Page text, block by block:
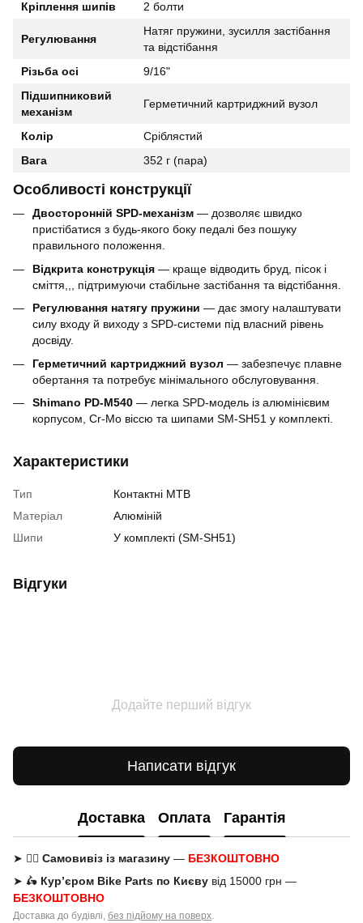
Кріплення шипів 2 болти
Регулювання
Натяг пружини, зусилля застібання
та відстібання
Різьба осі
9/16"
Підшипниковий
механізм
Герметичний картриджний вузол
Колір
Сріблястий
Вага
352 г (пара)
Особливості конструкції
Двосторонній SPD-механізм — дозволяє швидко
пристібатися з будь-якого боку педалі без пошуку
правильного положення.
Відкрита конструкція — краще відводить бруд, пісок і
сміття,,, підтримуючи стабільне застібання та відстібання.
Регулювання натягу пружини — дає змогу налаштувати
силу входу й виходу з SPD-системи під власний рівень
досвіду.
Герметичний картриджний вузол — забезпечує плавне
обертання та потребує мінімального обслуговування.
Shimano PD-M540 — легка SPD-модель із алюмінієвим
корпусом, Cr-Mo віссю та шипами SM-SH51 у комплекті.
Характеристики
Тип
Контактні MTB
Матеріал
Алюміній
Шипи
У комплекті (SM-SH51)
Відгуки
Додайте перший відгук
Написати відгук
Доставка Оплата Гарантія
➤ 🚶‍♂️ Самовивіз із магазину — БЕЗКОШТОВНО
➤ 🛵 Кур’єром Bike Parts по Києву від 15000 грн —
БЕЗКОШТОВНО
Доставка до будівлі, без підйому на поверх.